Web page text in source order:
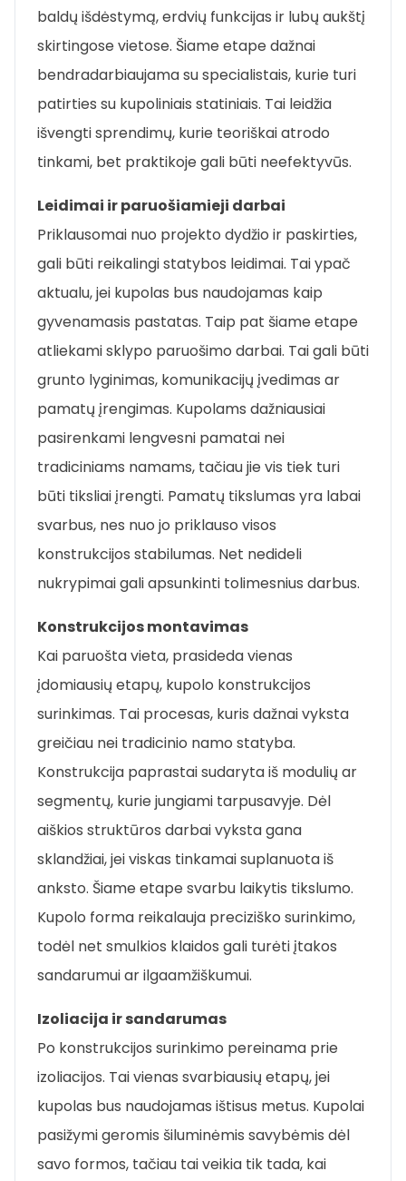
baldų išdėstymą, erdvių funkcijas ir lubų aukštį
skirtingose vietose. Šiame etape dažnai
bendradarbiaujama su specialistais, kurie turi
patirties su kupoliniais statiniais. Tai leidžia
išvengti sprendimų, kurie teoriškai atrodo
tinkami, bet praktikoje gali būti neefektyvūs.
Leidimai ir paruošiamieji darbai
Priklausomai nuo projekto dydžio ir paskirties,
gali būti reikalingi statybos leidimai. Tai ypač
aktualu, jei kupolas bus naudojamas kaip
gyvenamasis pastatas. Taip pat šiame etape
atliekami sklypo paruošimo darbai. Tai gali būti
grunto lyginimas, komunikacijų įvedimas ar
pamatų įrengimas. Kupolams dažniausiai
pasirenkami lengvesni pamatai nei
tradiciniams namams, tačiau jie vis tiek turi
būti tiksliai įrengti. Pamatų tikslumas yra labai
svarbus, nes nuo jo priklauso visos
konstrukcijos stabilumas. Net nedideli
nukrypimai gali apsunkinti tolimesnius darbus.
Konstrukcijos montavimas
Kai paruošta vieta, prasideda vienas
įdomiausių etapų, kupolo konstrukcijos
surinkimas. Tai procesas, kuris dažnai vyksta
greičiau nei tradicinio namo statyba.
Konstrukcija paprastai sudaryta iš modulių ar
segmentų, kurie jungiami tarpusavyje. Dėl
aiškios struktūros darbai vyksta gana
sklandžiai, jei viskas tinkamai suplanuota iš
anksto. Šiame etape svarbu laikytis tikslumo.
Kupolo forma reikalauja preciziško surinkimo,
todėl net smulkios klaidos gali turėti įtakos
sandarumui ar ilgaamžiškumui.
Izoliacija ir sandarumas
Po konstrukcijos surinkimo pereinama prie
izoliacijos. Tai vienas svarbiausių etapų, jei
kupolas bus naudojamas ištisus metus. Kupolai
pasižymi geromis šiluminėmis savybėmis dėl
savo formos, tačiau tai veikia tik tada, kai